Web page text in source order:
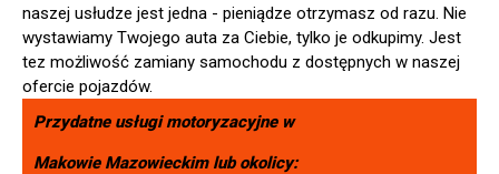
naszej usłudze jest jedna - pieniądze otrzymasz od razu. Nie
wystawiamy Twojego auta za Ciebie, tylko je odkupimy. Jest
tez możliwość zamiany samochodu z dostępnych w naszej
ofercie pojazdów.
Przydatne usługi motoryzacyjne w
Makowie Mazowieckimlub okolicy: